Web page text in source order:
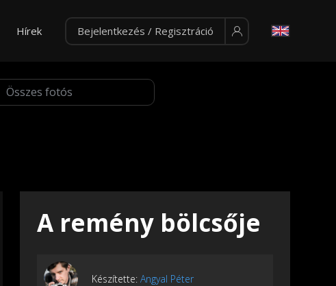
Hírek Bejelentkezés / Regisztráció
A remény bölcsője
Készítette: Angyal Péter